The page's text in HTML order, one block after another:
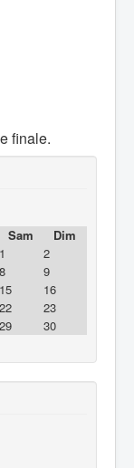
finale.
Sam
Dim
1
2
8
9
15
16
22
23
29
30